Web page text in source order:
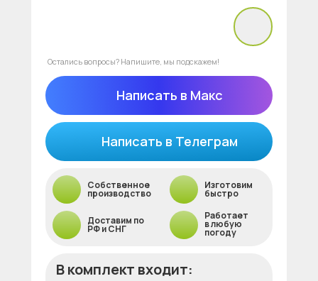
Написать в Макс
Написать в Телеграм
Остались вопросы? Напишите, мы подскажем!
В комплект входит:
Изготовим
быстро
Работает
в любую
погоду
Собственное
производство
Доставим по
РФ и СНГ